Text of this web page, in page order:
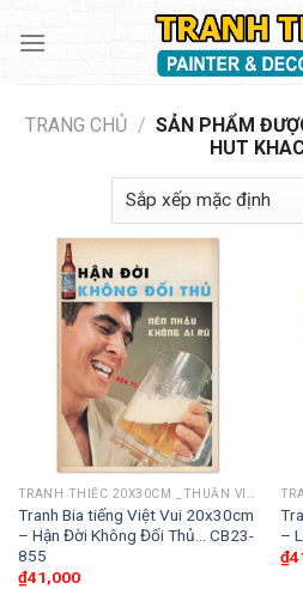
TRANG CHỦ / SẢN PHẨM
HUT
Tranh Bia tiếng Việt Vui 20x30cm
– Hận Đời Không Đối Thủ… CB23-
855
₫41,000
–
₫